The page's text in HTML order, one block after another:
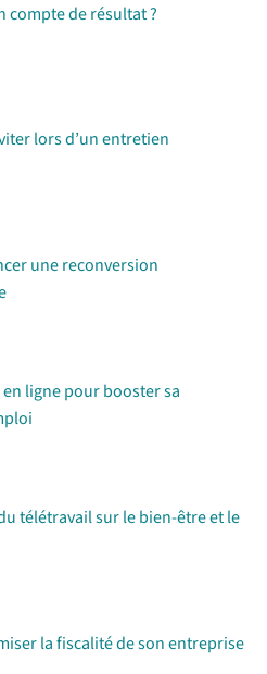
compte de résultat ?
lors d’un entretien
une reconversion
ligne pour booster sa
télétravail sur le bien-être et le
la fiscalité de son entreprise